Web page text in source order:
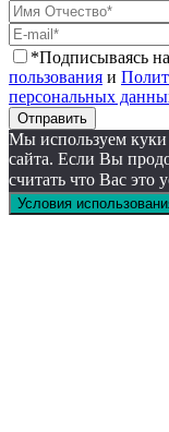
*Подписываясь
пользования и
персональных
Отправить
Мы используем куки
сайта. Если Вы
считать что Вас это
Условия